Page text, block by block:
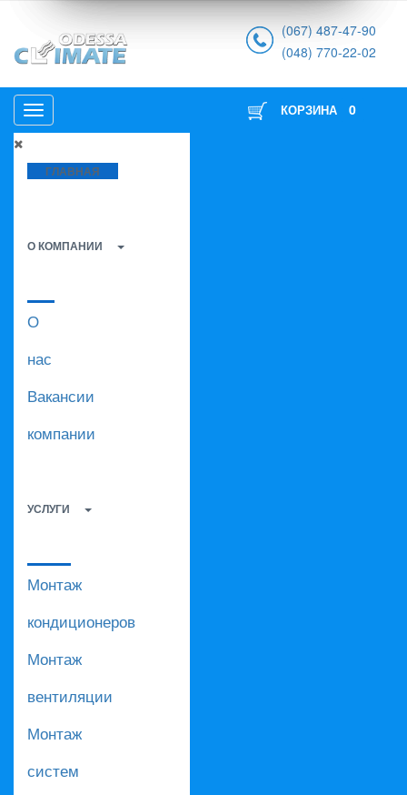
(067) 487-47-90
(048) 770-22-02
ГЛАВНАЯ
О КОМПАНИИ
О
нас
Вакансии
компании
УСЛУГИ
Монтаж
кондиционеров
Монтаж
вентиляции
Монтаж
систем
КОРЗИНА 0